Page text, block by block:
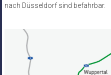
nach Düsseldorf sind befahrbar.